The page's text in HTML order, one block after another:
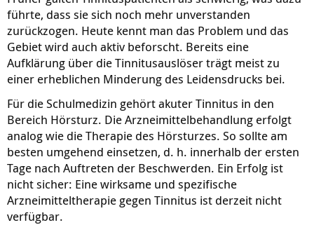
führte, dass sie sich noch mehr unverstanden
zurückzogen. Heute kennt man das Problem und das
Gebiet wird auch aktiv beforscht. Bereits eine
Aufklärung über die Tinnitusauslöser trägt meist zu
einer erheblichen Minderung des Leidensdrucks bei.
Für die Schulmedizin gehört akuter Tinnitus in den
Bereich Hörsturz. Die Arzneimittelbehandlung erfolgt
analog wie die Therapie des Hörsturzes. So sollte am
besten umgehend einsetzen, d. h. innerhalb der ersten
Tage nach Auftreten der Beschwerden. Ein Erfolg ist
nicht sicher: Eine wirksame und spezifische
Arzneimitteltherapie gegen Tinnitus ist derzeit nicht
verfügbar.